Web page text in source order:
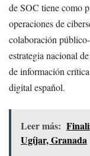
de SOC tiene como
operaciones de
colaboración
estrategia nacional
de información
digital español.
Leer más:
Ugíjar, Granada